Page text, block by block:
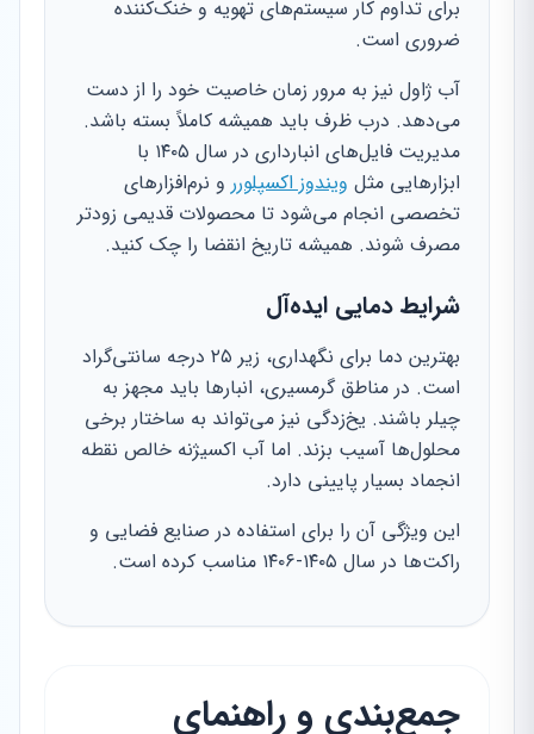
برای تداوم کار سیستم‌های تهویه و خنک‌کننده
ضروری است.
آب ژاول نیز به مرور زمان خاصیت خود را از دست
می‌دهد. درب ظرف باید همیشه کاملاً بسته باشد.
مدیریت فایل‌های انبارداری در سال ۱۴۰۵ با
ابزارهایی مثل ویندوز اکسپلورر و نرم‌افزارهای
تخصصی انجام می‌شود تا محصولات قدیمی زودتر
مصرف شوند. همیشه تاریخ انقضا را چک کنید.
شرایط دمایی ایده‌آل
بهترین دما برای نگهداری، زیر ۲۵ درجه سانتی‌گراد
است. در مناطق گرمسیری، انبارها باید مجهز به
چیلر باشند. یخ‌زدگی نیز می‌تواند به ساختار برخی
محلول‌ها آسیب بزند. اما آب اکسیژنه خالص نقطه
انجماد بسیار پایینی دارد.
این ویژگی آن را برای استفاده در صنایع فضایی و
راکت‌ها در سال ۱۴۰۵-۱۴۰۶ مناسب کرده است.
جمع‌بندی و راهنمای